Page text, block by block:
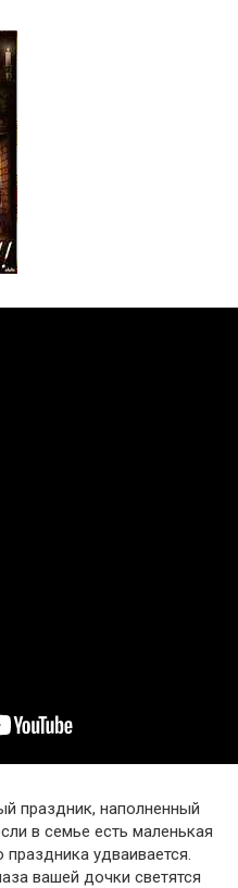
праздник, наполненный
в семье есть маленькая
удваивается.
вашей дочки светятся